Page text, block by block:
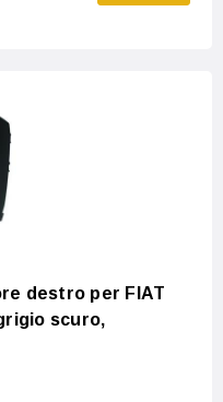
destro per FIAT
scuro,